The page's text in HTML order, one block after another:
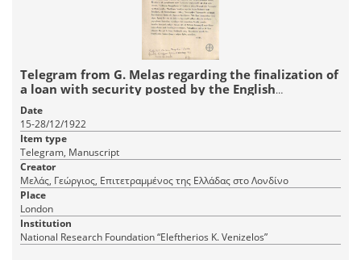
Telegram from G. Melas regarding the finalization of
a loan with security posted by the English
Government.
Date
15-28/12/1922
Item type
Telegram, Manuscript
Creator
Μελάς, Γεώργιος, Επιτετραμμένος της Ελλάδας στο Λονδίνο
Place
London
Institution
National Research Foundation “Eleftherios K. Venizelos”